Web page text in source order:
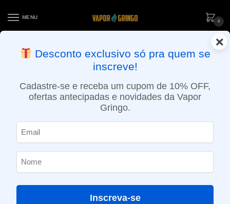
MENU
0
ENTREGA NO MESMO DIA EM SÃO PAULO (SEG A SEX): PEDIDOS
APROVADOS ATÉ 15:30 VIA MOTOBOY
×
Desconto exclusivo só pra quem se
inscreve!
Cadastre-se e receba um cupom de 10% OFF,
ofertas antecipadas e novidades da Vapor
Gringo.
Inscreva-se